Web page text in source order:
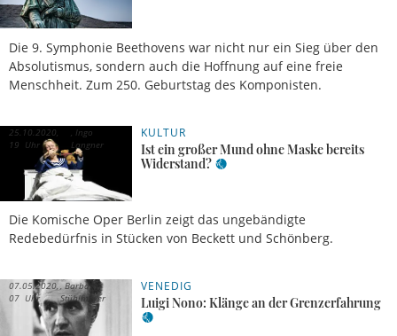
Die 9. Symphonie Beethovens war nicht nur ein Sieg über den
Absolutismus, sondern auch die Hoffnung auf eine freie
Menschheit. Zum 250. Geburtstag des Komponisten.
KULTUR
Ist ein großer Mund ohne Maske bereits
Widerstand?
Die Komische Oper Berlin zeigt das ungebändigte
Redebedürfnis in Stücken von Beckett und Schönberg.
25.10.2020,
19 Uhr
Ingo
Langner
VENEDIG
Luigi Nono: Klänge an der Grenzerfahrung
07.05.2020,
07 Uhr
Barbara
Stühlmeyer